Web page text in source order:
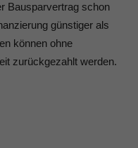
Bausparvertrag schon
günstiger als
können ohne
zurückgezahlt werden.